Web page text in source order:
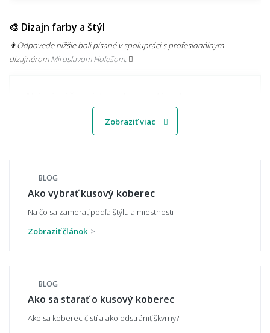
🎨 Dizajn farby a štýl
👨‍Odpovede nižšie boli písané v spolupráci s profesionálnym
dizajnéromMiroslavom Holešom.
praktickejšie?
Ako zladiť koberec s nábytkom a podlahou?
Hodí sa vzorovaný koberec do malého
priestoru?
Zobraziť viac
BLOG
Ako vybrať kusový koberec
Na čo sa zamerať podľa štýlu a miestnosti
Zobraziť článok
BLOG
Ako sa starať o kusový koberec
Ako sa koberec čistí a ako odstrániť škvrny?